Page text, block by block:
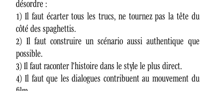
désordre :
1) Il faut écarter tous les trucs, ne tournez pas la tête du
côté des spaghettis.
2) Il faut construire un scénario aussi authentique que
possible.
3) Il faut raconter l’histoire dans le style le plus direct.
4) Il faut que les dialogues contribuent au mouvement du